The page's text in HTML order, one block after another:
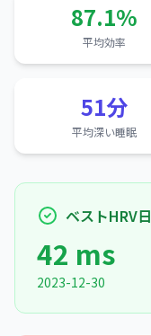
87.1%
平均効率
51分
平均深い睡眠
ベストHRV日
42 ms
2023-12-30